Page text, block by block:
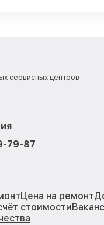
сервисных центров
79-87
Цена на ремонт
стоимости